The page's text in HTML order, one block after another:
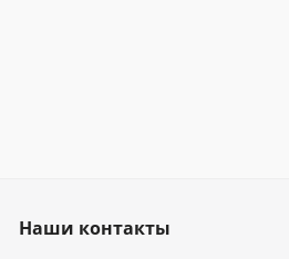
Наши контакты